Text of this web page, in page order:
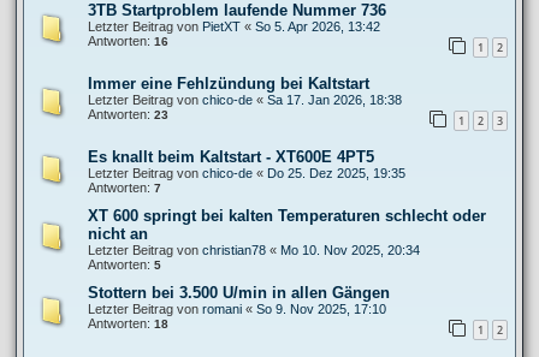
3TB Startproblem laufende Nummer 736
Letzter Beitrag von PietXT « So 5. Apr 2026, 13:42
Antworten: 16 1 2
Immer eine Fehlzündung bei Kaltstart
Letzter Beitrag von chico-de « Sa 17. Jan 2026, 18:38
Antworten: 23 1 2 3
Es knallt beim Kaltstart - XT600E 4PT5
Letzter Beitrag von chico-de « Do 25. Dez 2025, 19:35
Antworten: 7
XT 600 springt bei kalten Temperaturen schlecht oder
nicht an
Letzter Beitrag von christian78 « Mo 10. Nov 2025, 20:34
Antworten: 5
Stottern bei 3.500 U/min in allen Gängen
Letzter Beitrag von romani « So 9. Nov 2025, 17:10
Antworten: 18 1 2